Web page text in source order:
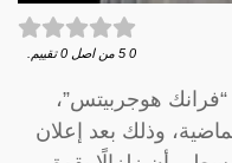
0
5 من اصل 0 تقييم.
هوجربيتس”،
وذلك بعد إعلان